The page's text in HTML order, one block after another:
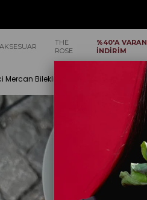
AKSESUAR
THE
ROSE
%40'A VARAN
İNDİRİM
Mercan Bileklik